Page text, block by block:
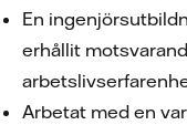
En
erhållit
Arbetat med en